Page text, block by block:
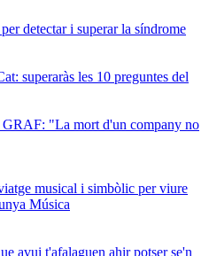
detectar i superar la síndrome
superaràs les 10 preguntes del
GRAF: "La mort d'un company no
musical i simbòlic per viure
Música
avui t'afalaguen ahir potser se'n